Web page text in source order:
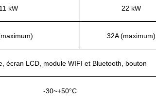
11 kW 22 kW
32A (maximum)
écran LCD, module WIFI et Bluetooth, bouton
-30~+50°C